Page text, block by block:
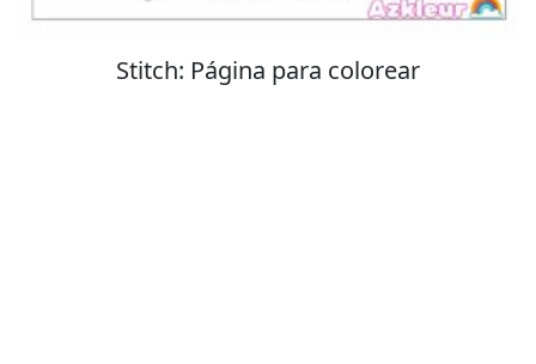
Stitch: Página para colorear